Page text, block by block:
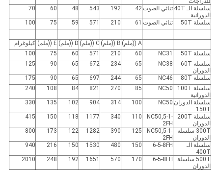
سلسلة الـ 40T
الدورانية
ثنائي الصوت 42
192
543
48
60
70
سلسلة 50T ثنائي الصوت 61
210
571
59
75
100
A ((ملم) B ((ملم) C ((ملم) D ((ملم) E ((ملم)
كيلوغرام
سلسلة 50T
NC31
60
210
571
60
75
100
سلسلة 60T
الدوران
NC38
65
234
672
65
90
125
سلسلة 80T NC46
65
244
697
65
90
175
سلسلة 100T
الدورانية
NC50
85
270
821
84
108
240
سلسلة الدوران
150T
NC50
100
314
904
102
135
330
سلسلة 200T
الدوران
NC50,5-1-
2FH
110
340
1177
118
150
415
300T سلسلة
الدوران
NC50,5-1-
2FH
125
390
1282
122
173
800
سلسلة الـ
400T
6-5-8FH
150
480
1530
150
216
940
500T سلسلة
الدوران
6-5-8FH
170
570
1651
192
248
2010